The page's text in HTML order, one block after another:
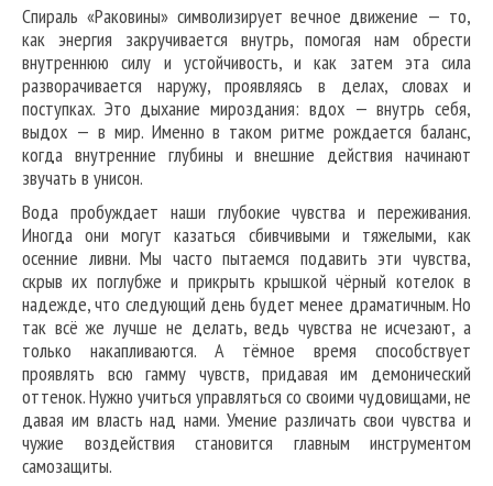
Спираль «Раковины» символизирует вечное движение — то,
как энергия закручивается внутрь, помогая нам обрести
внутреннюю силу и устойчивость, и как затем эта сила
разворачивается наружу, проявляясь в делах, словах и
поступках. Это дыхание мироздания: вдох — внутрь себя,
выдох — в мир. Именно в таком ритме рождается баланс,
когда внутренние глубины и внешние действия начинают
звучать в унисон.
Вода пробуждает наши глубокие чувства и переживания.
Иногда они могут казаться сбивчивыми и тяжелыми, как
осенние ливни. Мы часто пытаемся подавить эти чувства,
скрыв их поглубже и прикрыть крышкой чёрный котелок в
надежде, что следующий день будет менее драматичным. Но
так всё же лучше не делать, ведь чувства не исчезают, а
только накапливаются. А тёмное время способствует
проявлять всю гамму чувств, придавая им демонический
оттенок. Нужно учиться управляться со своими чудовищами, не
давая им власть над нами. Умение различать свои чувства и
чужие воздействия становится главным инструментом
самозащиты.